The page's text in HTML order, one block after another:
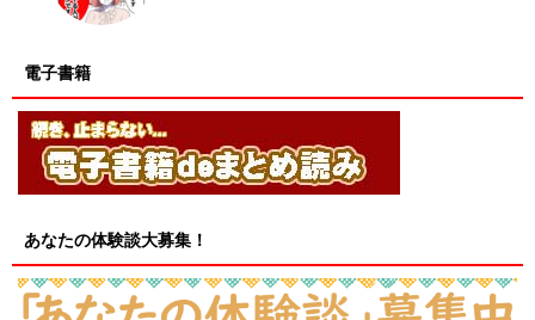
電子書籍
あなたの体験談大募集！